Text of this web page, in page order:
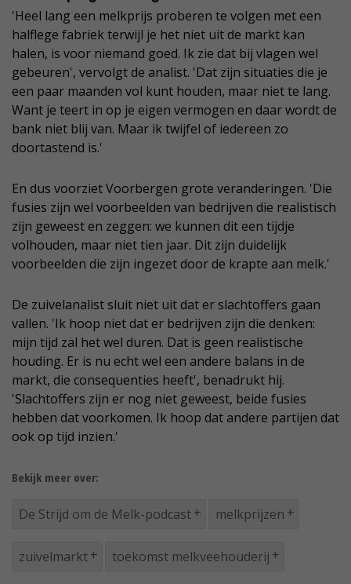
'Heel lang een melkprijs proberen te volgen met een
halflege fabriek terwijl je het niet uit de markt kan
halen, is voor niemand goed. Ik zie dat bij vlagen wel
gebeuren', vervolgt de analist. 'Dat zijn situaties die je
een paar maanden vol kunt houden, maar niet te lang.
Want je teert in op je eigen vermogen en daar wordt de
bank niet blij van. Maar ik twijfel of iedereen zo
doortastend is.'
En dus voorziet Voorbergen grote veranderingen. 'Die
fusies zijn wel voorbeelden van bedrijven die realistisch
zijn geweest en zeggen: we kunnen dit een tijdje
volhouden, maar niet tien jaar. Dit zijn duidelijk
voorbeelden die zijn ingezet door de krapte aan melk.'
De zuivelanalist sluit niet uit dat er slachtoffers gaan
vallen. 'Ik hoop niet dat er bedrijven zijn die denken:
mijn tijd zal het wel duren. Dat is geen realistische
houding. Er is nu echt wel een andere balans in de
markt, die consequenties heeft', benadrukt hij.
'Slachtoffers zijn er nog niet geweest, beide fusies
hebben dat voorkomen. Ik hoop dat andere partijen dat
ook op tijd inzien.'
Bekijk meer over:
De Strijd om de Melk-podcast melkprijzen
zuivelmarkt toekomst melkveehouderij